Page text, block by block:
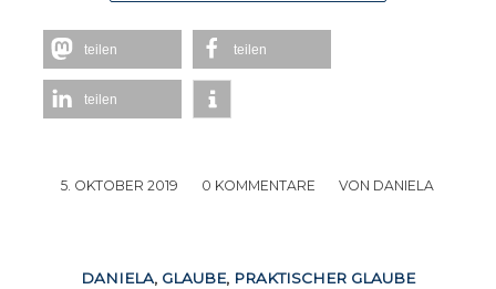
teilen teilen
teilen
5. OKTOBER 2019
/ 0 KOMMENTARE
/ VON DANIELA
DANIELA, GLAUBE, PRAKTISCHER GLAUBE